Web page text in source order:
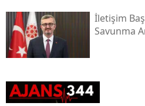
İletişim
Savunma